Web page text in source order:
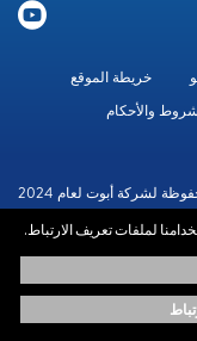
خريطة الموقع
والأحكام
لشركة أبوت لعام 2024
تعليمية فقط.، ولا تحل محل
الرعاية الصحية للحصول على
لملفات تعريف الارتباط.